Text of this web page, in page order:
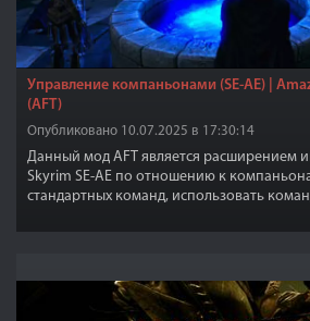
Управление компаньонами (SE-АЕ) |
(AFT)
Опубликовано 10.07.2025 в 17:30:14
Данный мод AFT является расширением
Skyrim SE-АЕ по отношению к
стандартных команд, использовать